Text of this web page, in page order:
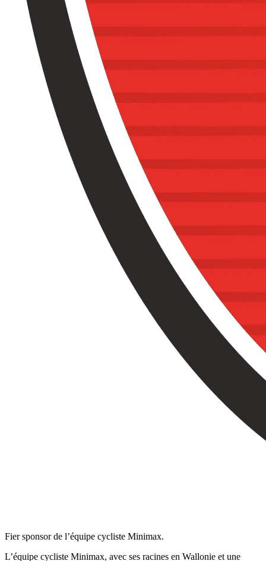
Fier sponsor de l’équipe cycliste Minimax.
L’équipe cycliste Minimax, avec ses racines en Wallonie et une